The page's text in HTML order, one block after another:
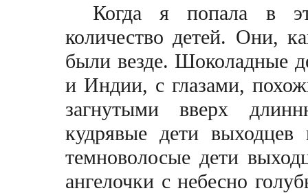
Когда я попала в
количество детей. Они,
были везде. Шоколадные
и Индии, с глазами,
загнутыми вверх
кудрявые дети
темноволосые дети
ангелочки с небесно